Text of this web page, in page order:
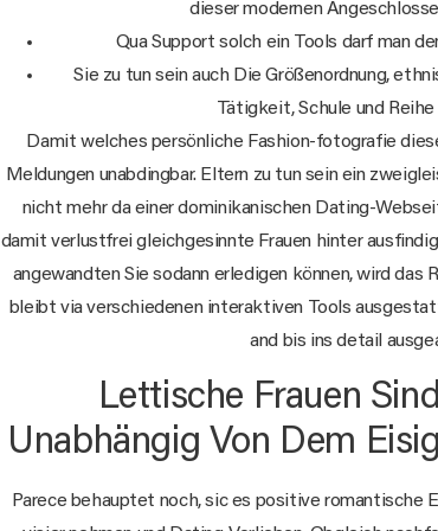
dieser modernen
Qua Support solch ein Tools darf man
Sie zu tun sein auch Die Größenordnung,
Tätigkeit, Schule und
Damit welches persönliche Fashion-fotografie
Meldungen unabdingbar. Eltern zu tun sein ein
nicht mehr da einer dominikanischen Dating-
damit verlustfrei gleichgesinnte Frauen hinter
angewandten Sie sodann erledigen können, wird
bleibt via verschiedenen interaktiven Tools
and bis ins detail
Lettische Frauen
Unabhängig Von Dem
Parece behauptet noch, sic es positive romantische